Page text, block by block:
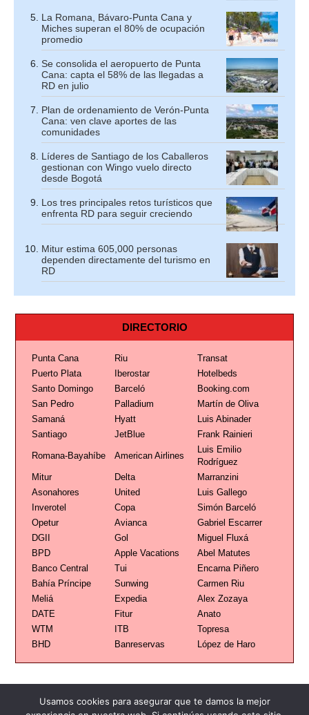
La Romana, Bávaro-Punta Cana y
Miches superan el 80% de ocupación
promedio
Se consolida el aeropuerto de Punta
Cana: capta el 58% de las llegadas a
RD en julio
Plan de ordenamiento de Verón-Punta
Cana: ven clave aportes de las
comunidades
Líderes de Santiago de los Caballeros
gestionan con Wingo vuelo directo
desde Bogotá
Los tres principales retos turísticos que
enfrenta RD para seguir creciendo
Mitur estima 605,000 personas
dependen directamente del turismo en
RD
DIRECTORIO
Punta Cana Riu
Transat
Puerto Plata
Iberostar
Hotelbeds
Santo Domingo
Barceló
Booking.com
San Pedro
Palladium
Martín de Oliva
Samaná
Hyatt
Luis Abinader
Santiago
JetBlue Frank Rainieri
Romana-Bayahíbe American Airlines
Luis Emilio
Rodríguez
Mitur
Delta
Marranzini
Asonahores
United
Luis Gallego
Inverotel
Copa
Simón Barceló
Opetur
Avianca
Gabriel Escarrer
DGII
Gol
Miguel Fluxá
BPD
Apple Vacations
Abel Matutes
Banco Central
Tui
Encarna Piñero
Bahía Príncipe
Sunwing
Carmen Riu
Meliá
Expedia
Alex Zozaya
DATE
Fitur
Anato
WTM
ITB
Topresa
BHD
Banreservas López de Haro
Usamos cookies para asegurar que te damos la mejor